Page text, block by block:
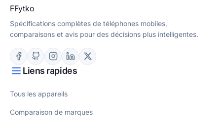
FFytko
Spécifications complètes de téléphones mobiles,
comparaisons et avis pour des décisions plus intelligentes.
Liens rapides
Tous les appareils
Comparaison de marques